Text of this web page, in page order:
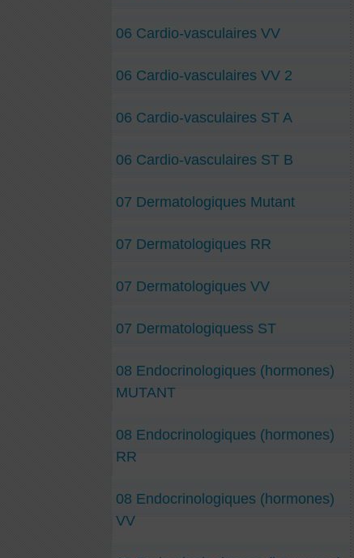
06 Cardio-vasculaires VV
06 Cardio-vasculaires VV 2
06 Cardio-vasculaires ST A
06 Cardio-vasculaires ST B
07 Dermatologiques Mutant
07 Dermatologiques RR
07 Dermatologiques VV
07 Dermatologiquess ST
08 Endocrinologiques (hormones)
MUTANT
08 Endocrinologiques (hormones)
RR
08 Endocrinologiques (hormones)
VV